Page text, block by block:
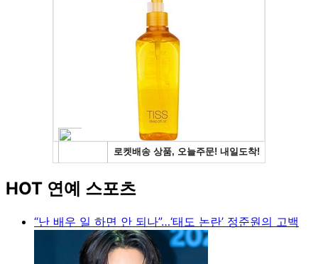
HOT 연예 스포츠
“난 배우 일 하면 안 되나”…‘태도 논란’ 정준원의 고백